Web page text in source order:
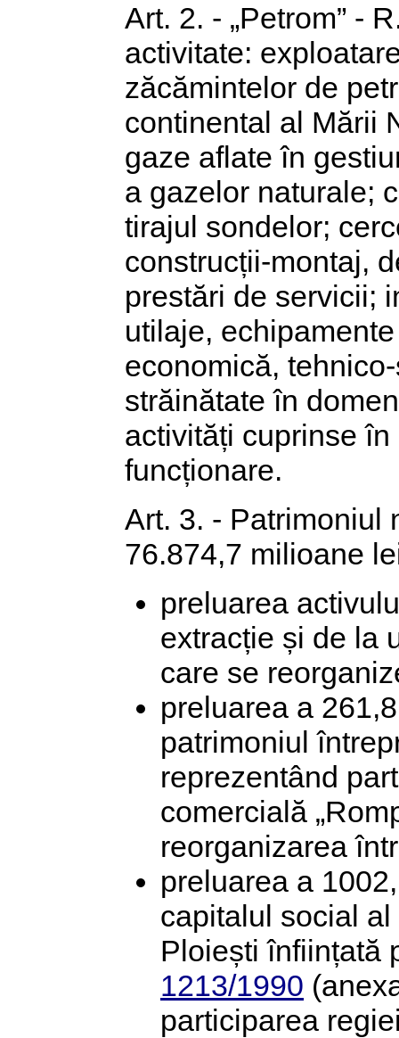
Art. 2. - „Petrom” -
activitate:
zăcămintelor de
continental al Mării
gaze aflate în
a gazelor naturale;
tirajul sondelor;
construcții-montaj,
prestări de servicii;
utilaje,
economică,
străinătate în
activități cuprinse
funcționare.
Art. 3. - Patrimoniul
76.874,7 milioane
preluarea
extracție și de la
care se
preluarea a
patrimoniul
reprezentând
comercială
reorganizarea
preluarea a
capitalul social al
Ploiești înființată
1213/1990
participarea